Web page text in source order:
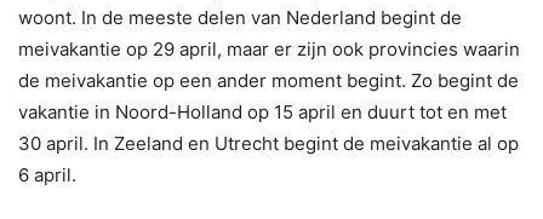
woont. In de meeste delen van Nederland begint de
meivakantie op 29 april, maar er zijn ook provincies waarin
de meivakantie op een ander moment begint. Zo begint de
vakantie in Noord-Holland op 15 april en duurt tot en met
30 april. In Zeeland en Utrecht begint de meivakantie al op
6 april.